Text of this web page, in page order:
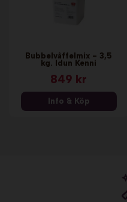
Bubbelvåffelmix - 3,5
kg. Idun Kenni
849 kr
Info & Köp